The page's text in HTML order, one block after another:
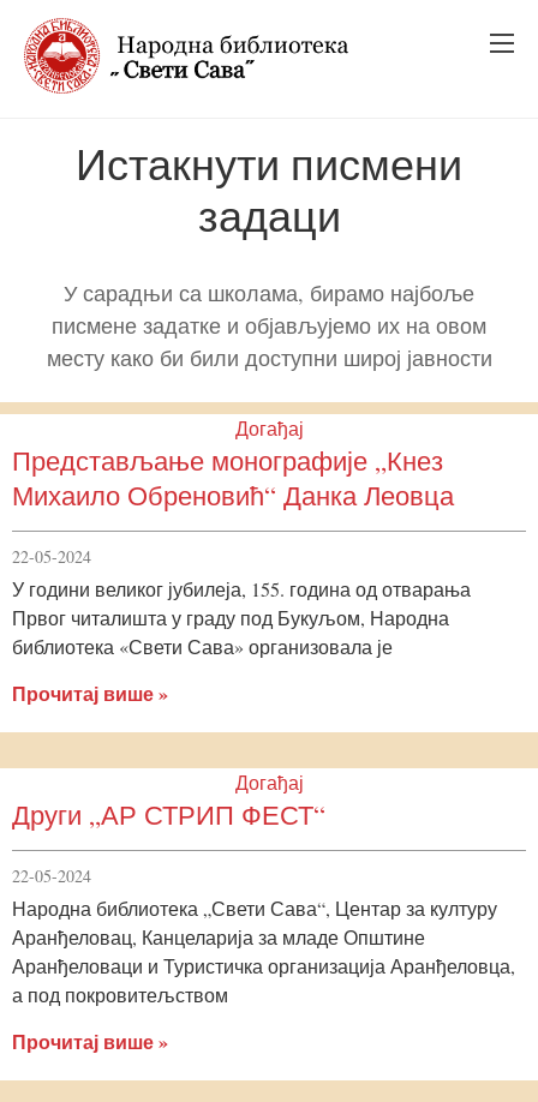
_
_
Истакнути писмени
задаци
У сарадњи са школама, бирамо најбоље
писмене задатке и објављујемо их на овом
месту како би били доступни широј јавности
Догађај
Представљање монографије „Кнез
Михаило Обреновић“ Данка Леовца
22-05-2024
У години великог јубилеја, 155. година од отварања
Првог читалишта у граду под Букуљом, Народна
библиотека «Свети Сава» организовала је
Прочитај више »
Догађај
Други „АР СТРИП ФЕСТ“
22-05-2024
Народна библиотека „Свети Сава“, Центар за културу
Аранђеловац, Канцеларија за младе Општине
Аранђеловаци и Туристичка организација Аранђеловца,
а под покровитељством
Прочитај више »